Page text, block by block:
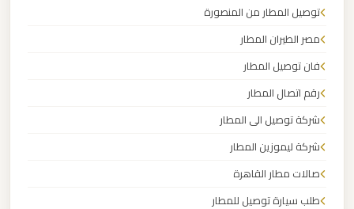
توصيل المطار من المنصورة
مصر الطيران المطار
فان توصيل المطار
رقم اتصال المطار
شركة توصيل الى المطار
شركة ليموزين المطار
صالات مطار القاهرة
طلب سيارة توصيل للمطار
العرب
ليموزين
القاهرة
اسكندرية